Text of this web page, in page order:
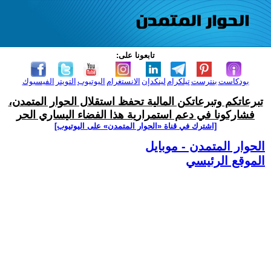
تابعونا على:
الفيسبوك التويتر اليوتيوب الانستغرام لينكدإن تيلكرامبنترست بودكاست
تبرعاتكم وتبرعاتكن المالية تحفظ استقلال الحوار المتمدن،
فشاركونا في دعم استمرارية هذا الفضاء اليساري الحر
[اشترك في قناة ‫«الحوار المتمدن» على اليوتيوب]
الحوار المتمدن - موبايل
الموقع الرئيسي